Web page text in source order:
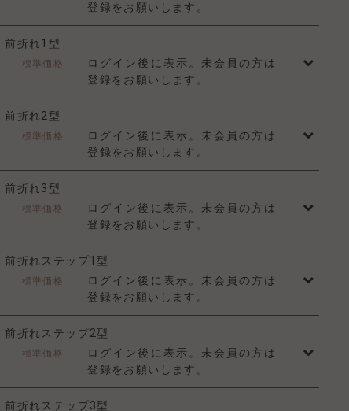
登録をお願いします。
前折れ1型
標準価格
ログイン後に表示。未会員の方は
登録をお願いします。
前折れ2型
標準価格
ログイン後に表示。未会員の方は
登録をお願いします。
前折れ3型
標準価格
ログイン後に表示。未会員の方は
登録をお願いします。
前折れステップ1型
標準価格
ログイン後に表示。未会員の方は
登録をお願いします。
前折れステップ2型
標準価格
ログイン後に表示。未会員の方は
登録をお願いします。
前折れステップ3型